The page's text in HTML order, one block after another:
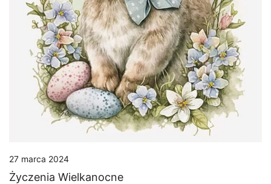
27 marca 2024
Życzenia Wielkanocne